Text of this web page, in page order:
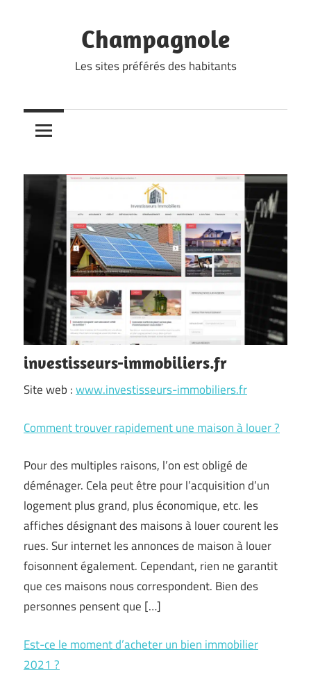
Champagnole
Les sites préférés des habitants
investisseurs-immobiliers.fr
Site web :www.investisseurs-immobiliers.fr
Comment trouver rapidement une maison à louer ?
Pour des multiples raisons, l’on est obligé de
déménager. Cela peut être pour l’acquisition d’un
logement plus grand, plus économique, etc. les
affiches désignant des maisons à louer courent les
rues. Sur internet les annonces de maison à louer
foisonnent également. Cependant, rien ne garantit
que ces maisons nous correspondent. Bien des
personnes pensent que […]
Est-ce le moment d’acheter un bien immobilier
2021 ?